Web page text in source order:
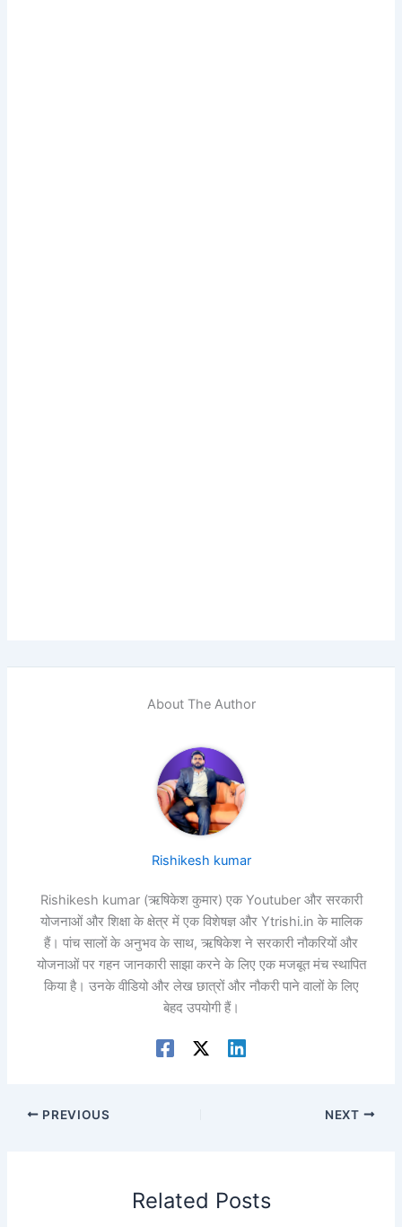
About The Author
Rishikesh kumar
Rishikesh kumar (ऋषिकेश कुमार) एक Youtuber और सरकारी
योजनाओं और शिक्षा के क्षेत्र में एक विशेषज्ञ और Ytrishi.in के मालिक
हैं। पांच सालों के अनुभव के साथ, ऋषिकेश ने सरकारी नौकरियों और
योजनाओं पर गहन जानकारी साझा करने के लिए एक मजबूत मंच स्थापित
किया है। उनके वीडियो और लेख छात्रों और नौकरी पाने वालों के लिए
बेहद उपयोगी हैं।
PREVIOUS NEXT
Related Posts